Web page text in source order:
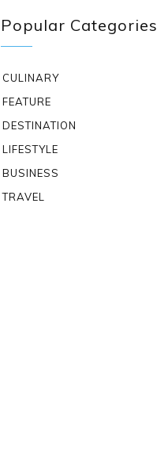
Popular Categories
CULINARY
FEATURE
DESTINATION
LIFESTYLE
BUSINESS
TRAVEL